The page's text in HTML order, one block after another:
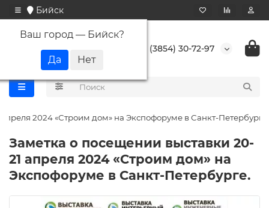
Бийск
Ваш город — Бийск?
+7 (3854) 30-72-97
2024 «Строим дом» на Экспофоруме в Санкт-Петербурге.
Заметка о посещении выставки 20-
21 апреля 2024 «Строим дом» на
Экспофоруме в Санкт-Петербурге.